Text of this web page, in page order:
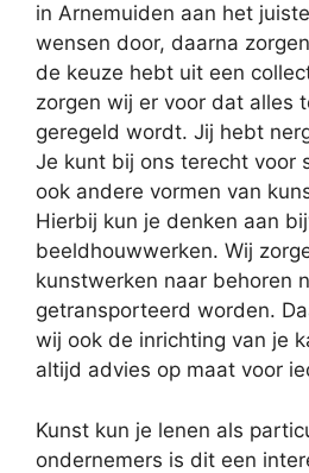
in Arnemuiden aan het
wensen door, daarna
de keuze hebt uit een
zorgen wij er voor dat alles
geregeld wordt. Jij hebt
Je kunt bij ons terecht voor
ook andere vormen van
Hierbij kun je denken aan
beeldhouwwerken. Wij
kunstwerken naar behoren
getransporteerd worden.
wij ook de inrichting van je
altijd advies op maat voor
Kunst kun je lenen als
ondernemers is dit een